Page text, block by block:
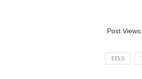
Post Views:
EELS